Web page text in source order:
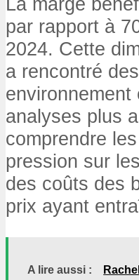
par rapport à
2024. Cette
a rencontré
analyses plus
comprendre
pression sur
des coûts des
prix ayant
A lire aussi :